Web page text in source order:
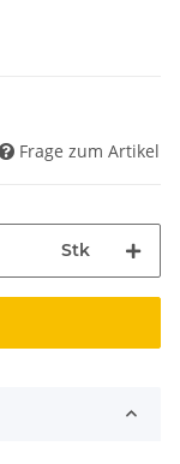
Frage zum Artikel
Stk